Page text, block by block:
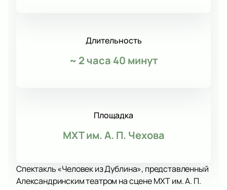
Длительность
~ 2 часа 40 минут
Площадка
МХТ им. А. П. Чехова
Спектакль «Человек из Дублина», представленный
Александринским театром на сцене МХТ им. А. П.